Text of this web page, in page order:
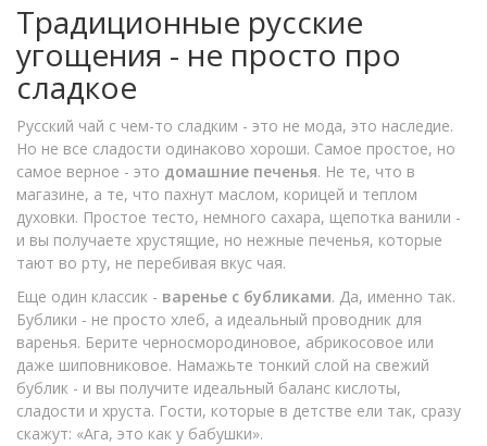
Традиционные русские
угощения - не просто про
сладкое
Русский чай с чем-то сладким - это не мода, это наследие.
Но не все сладости одинаково хороши. Самое простое, но
самое верное - это домашние печенья. Не те, что в
магазине, а те, что пахнут маслом, корицей и теплом
духовки. Простое тесто, немного сахара, щепотка ванили -
и вы получаете хрустящие, но нежные печенья, которые
тают во рту, не перебивая вкус чая.
Еще один классик - варенье с бубликами. Да, именно так.
Бублики - не просто хлеб, а идеальный проводник для
варенья. Берите черносмородиновое, абрикосовое или
даже шиповниковое. Намажьте тонкий слой на свежий
бублик - и вы получите идеальный баланс кислоты,
сладости и хруста. Гости, которые в детстве ели так, сразу
скажут: «Ага, это как у бабушки».